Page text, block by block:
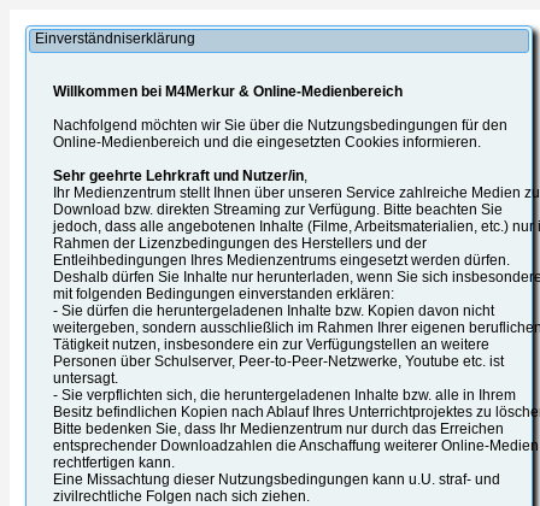
Einverständniserklärung
Willkommen bei M4Merkur & Online-Medienbereich
Nachfolgend möchten wir Sie über die Nutzungsbedingungen für den
Online-Medienbereich und die eingesetzten Cookies informieren.
Sehr geehrte Lehrkraft und Nutzer/in,
Ihr Medienzentrum stellt Ihnen über unseren Service zahlreiche Medien
Download bzw. direkten Streaming zur Verfügung. Bitte beachten Sie
jedoch, dass alle angebotenen Inhalte (Filme, Arbeitsmaterialien, etc.) nur
Rahmen der Lizenzbedingungen des Herstellers und der
Entleihbedingungen Ihres Medienzentrums eingesetzt werden dürfen.
Deshalb dürfen Sie Inhalte nur herunterladen, wenn Sie sich
mit folgenden Bedingungen einverstanden erklären:
- Sie dürfen die heruntergeladenen Inhalte bzw. Kopien davon nicht
weitergeben, sondern ausschließlich im Rahmen Ihrer eigenen
Tätigkeit nutzen, insbesondere ein zur Verfügungstellen an weitere
Personen über Schulserver, Peer-to-Peer-Netzwerke, Youtube etc. ist
untersagt.
- Sie verpflichten sich, die heruntergeladenen Inhalte bzw. alle in Ihrem
Besitz befindlichen Kopien nach Ablauf Ihres Unterrichtprojektes zu
Bitte bedenken Sie, dass Ihr Medienzentrum nur durch das Erreichen
entsprechender Downloadzahlen die Anschaffung weiterer Online-Medien
rechtfertigen kann.
Eine Missachtung dieser Nutzungsbedingungen kann u.U. straf- und
zivilrechtliche Folgen nach sich ziehen.